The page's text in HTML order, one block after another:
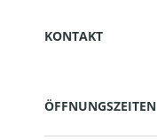
KONTAKT
ÖFFNUNGSZEITEN